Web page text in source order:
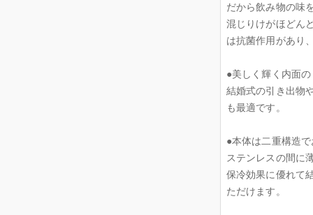
だから飲み物の味
混じりけがほどん
は抗菌作用があり
●美しく輝く内面
結婚式の引き出物
も最適です。
●本体は二重構造
ステンレスの間に
保冷効果に優れて
ただけます。